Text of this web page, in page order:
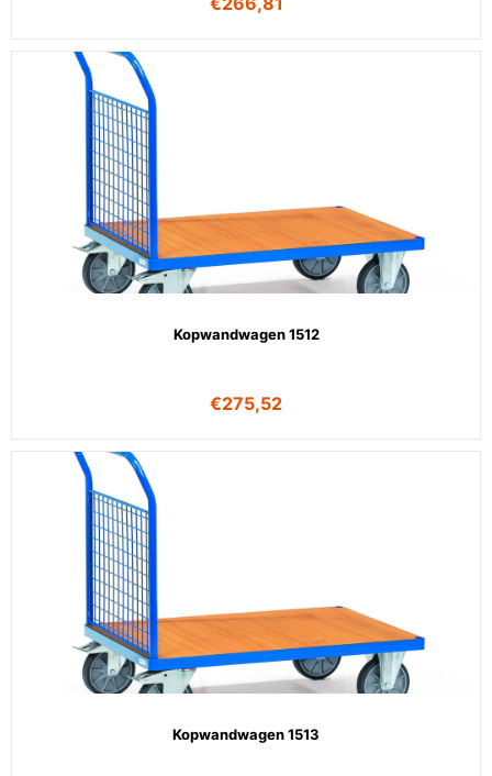
Kopwandwagen 1512
€275,52
Kopwandwagen 1513